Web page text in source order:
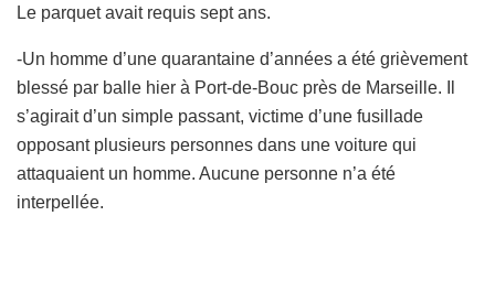
Le parquet avait requis sept ans.
-Un homme d’une quarantaine d’années a été grièvement
blessé par balle hier à Port-de-Bouc près de Marseille. Il
s’agirait d’un simple passant, victime d’une fusillade
opposant plusieurs personnes dans une voiture qui
attaquaient un homme. Aucune personne n’a été
interpellée.